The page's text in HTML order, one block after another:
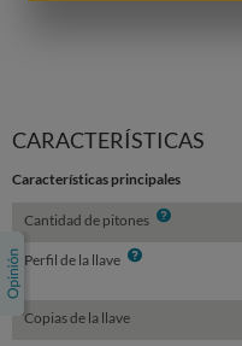
CARACTERÍSTICAS
Características principales
Cantidad de pitones Info
Perfil de la llave Info
Copias de la llave